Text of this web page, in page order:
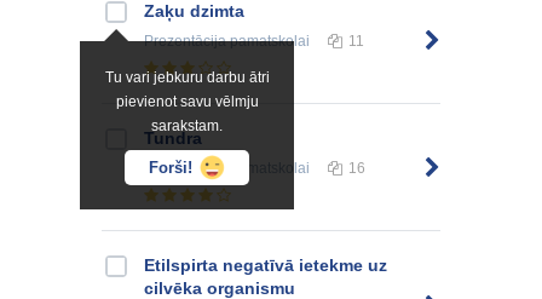
Tu vari jebkuru darbu ātri
pievienot savu vēlmju
sarakstam.
Forši!
Zaķu dzimta
Prezentācijapamatskolai 11
Tundra
Prezentācija pamatskolai 16
Etilspirta negatīvā ietekme uz
cilvēka organismu